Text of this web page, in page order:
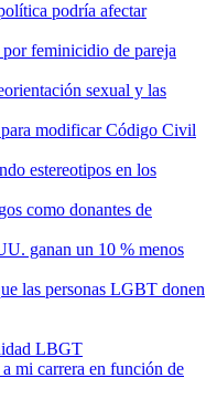
podría afectar
feminicidio de pareja
sexual y las
modificar Código Civil
estereotipos en los
como donantes de
ganan un 10 % menos
las personas LGBT donen
LBGT
mi carrera en función de